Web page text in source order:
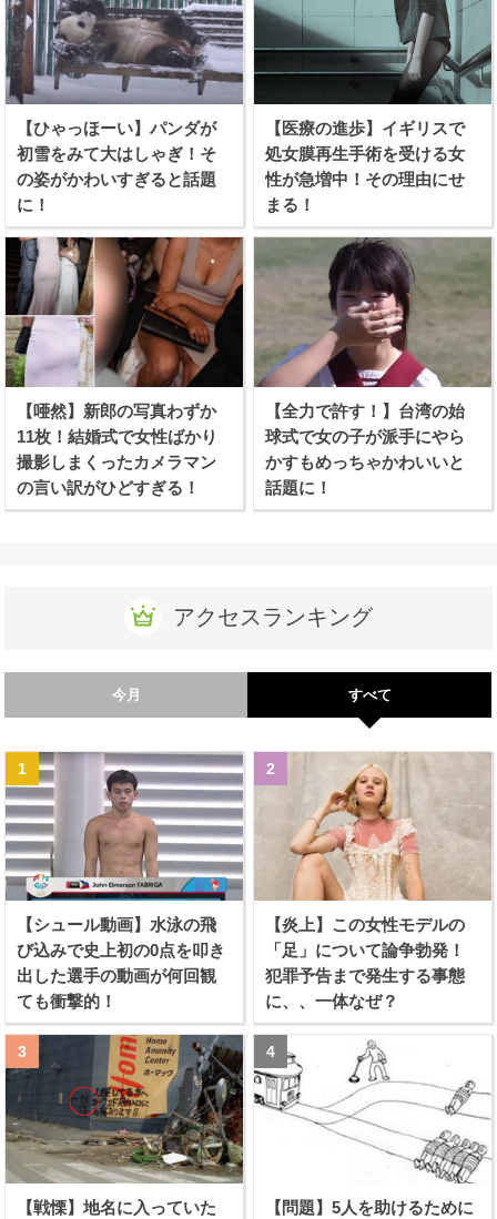
【ひゃっほーい】パンダが
初雪をみて大はしゃぎ！そ
の姿がかわいすぎると話題
に！
【医療の進歩】イギリスで
処女膜再生手術を受ける女
性が急増中！その理由にせ
まる！
【唖然】新郎の写真わずか
11枚！結婚式で女性ばかり
撮影しまくったカメラマン
の言い訳がひどすぎる！
【全力で許す！】台湾の始
球式で女の子が派手にやら
かすもめっちゃかわいいと
話題に！
アクセスランキング
今月 すべて
【シュール動画】水泳の飛
び込みで史上初の0点を叩き
出した選手の動画が何回観
ても衝撃的！
【炎上】この女性モデルの
「足」について論争勃発！
犯罪予告まで発生する事態
に、、一体なぜ？
【戦慄】地名に入っていた
【問題】5人を助けるために